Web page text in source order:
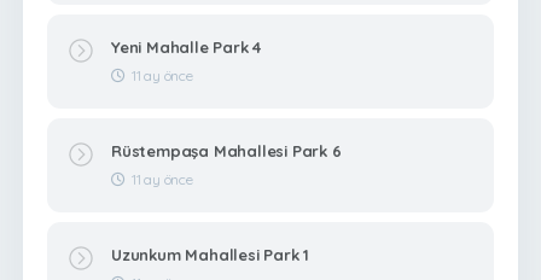
Yeni Mahalle Park 4
11 ay önce
Rüstempaşa Mahallesi Park 6
11 ay önce
Uzunkum Mahallesi Park 1